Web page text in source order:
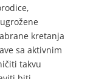
kretanja
sa aktivnim
takvu